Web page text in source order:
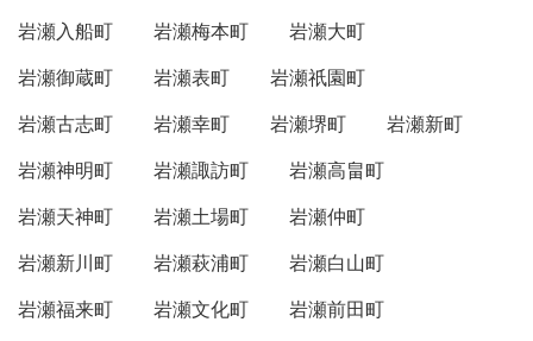
岩瀬入船町
岩瀬梅本町
岩瀬大町
岩瀬御蔵町
岩瀬表町
岩瀬祇園町
岩瀬古志町
岩瀬幸町 岩瀬堺町
岩瀬新町
岩瀬神明町
岩瀬諏訪町
岩瀬高畠町
岩瀬天神町
岩瀬土場町
岩瀬仲町
岩瀬新川町
岩瀬萩浦町
岩瀬白山町
岩瀬福来町
岩瀬文化町
岩瀬前田町